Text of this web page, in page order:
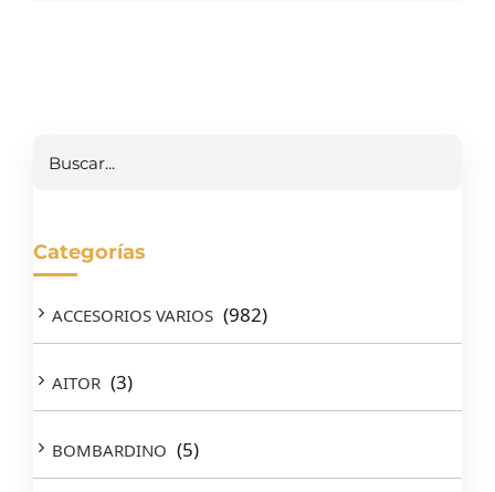
Categorías
ACCESORIOS VARIOS (982)
AITOR (3)
BOMBARDINO (5)